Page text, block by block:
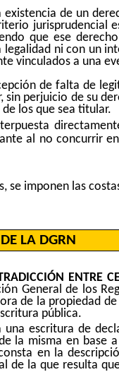
existencia de un
jurisprudencial
que ese
legalidad ni con un
vinculados a una
de falta de
perjuicio de su
los que sea titular.
al no concurrir
se imponen las
LA DGRN
ENTRE
General de los
de la propiedad
pública.
una escritura de
la misma en
en la
de la que resulta